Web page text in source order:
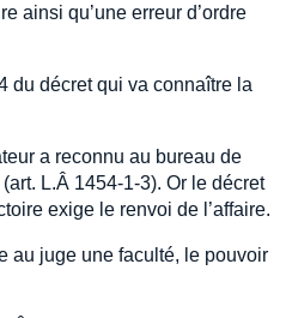
ainsi qu’une erreur d’ordre
du décret qui va connaître la
a reconnu au bureau de
L.Â 1454-1-3). Or le décret
exige le renvoi de l’affaire.
au juge une faculté, le pouvoir